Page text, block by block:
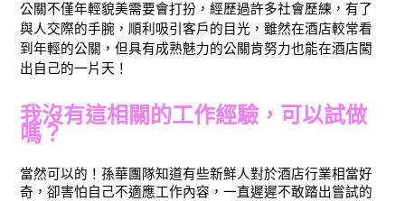
公關不僅年輕貌美需要會打扮，經歷過許多社會歷練，有了
與人交際的手腕，順利吸引客戶的目光，雖然在酒店較常看
到年輕的公關，但具有成熟魅力的公關肯努力也能在酒店闖
出自己的一片天！
我沒有這相關的工作經驗，可以試做
嗎？
當然可以的！孫華團隊知道有些新鮮人對於酒店行業相當好
奇，卻害怕自己不適應工作內容，一直遲遲不敢踏出嘗試的